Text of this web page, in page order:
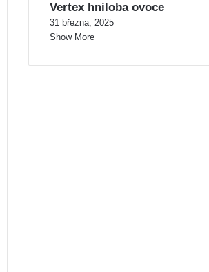
Vertex hniloba ovoce
31 března, 2025
Show More